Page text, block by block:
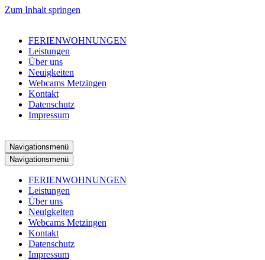
Zum Inhalt springen
FERIENWOHNUNGEN
Leistungen
Über uns
Neuigkeiten
Webcams Metzingen
Kontakt
Datenschutz
Impressum
Navigationsmenü
Navigationsmenü
FERIENWOHNUNGEN
Leistungen
Über uns
Neuigkeiten
Webcams Metzingen
Kontakt
Datenschutz
Impressum